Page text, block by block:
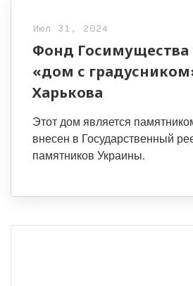
Июл 31, 2024
Фонд Госимущества
«дом с
Харькова
Этот дом является
внесен в Государственный
памятников Украины.